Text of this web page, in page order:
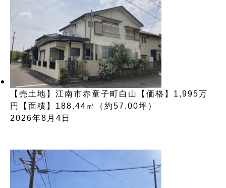
【売土地】江南市赤童子町白山【価格】1,995万
円【面積】188.44㎡（約57.00坪）
2026年8月4日